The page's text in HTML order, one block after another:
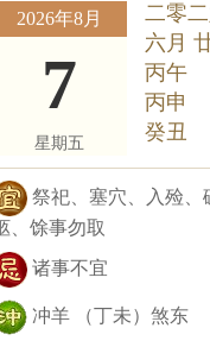
2026年8月
7
星期五
二零
六月
丙午
丙申
癸丑
祭祀、塞穴、入殓、
、馀事勿取
诸事不宜
冲羊 （丁未）煞东